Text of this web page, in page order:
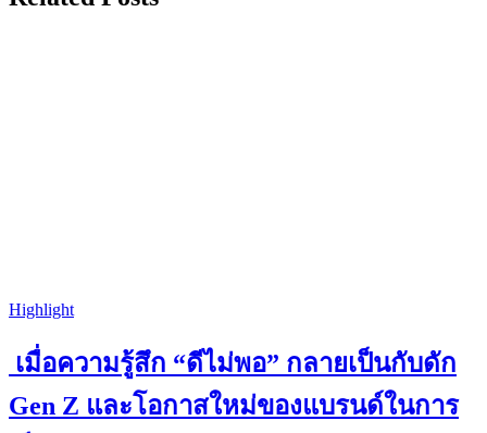
Highlight
เมื่อความรู้สึก “ดีไม่พอ” กลายเป็นกับดัก
Gen Z และโอกาสใหม่ของแบรนด์ในการ